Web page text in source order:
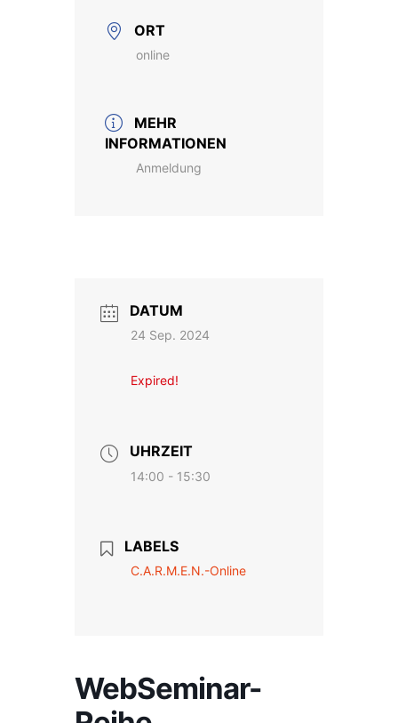
ORT
online
MEHR
INFORMATIONEN
Anmeldung
DATUM
24 Sep. 2024
Expired!
UHRZEIT
14:00 - 15:30
LABELS
C.A.R.M.E.N.-Online
WebSeminar-